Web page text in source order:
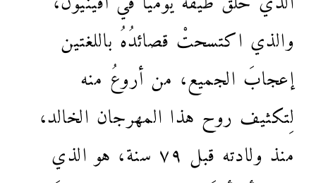
والذي اكتسحتْ قصائدُهُ باللغتين
إعجابَ الجميع، من أروعُ منه
لِتكثيف روح هذا المهرجان الخالد،
منذ ولادته قبل ٧٩ سنة، هو الذي